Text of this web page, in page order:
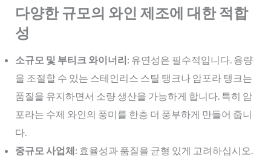
다양한 규모의 와인 제조에 대한 적합
성
소규모 및 부티크 와이너리: 유연성은 필수적입니다. 용량
을 조절할 수 있는 스테인리스 스틸 탱크나 암포라 탱크는
품질을 유지하면서 소량 생산을 가능하게 합니다. 특히 암
포라는 수제 와인의 풍미를 한층 더 풍부하게 만들어 줍니
다.
중규모 사업체: 효율성과 품질을 균형 있게 고려하십시오.